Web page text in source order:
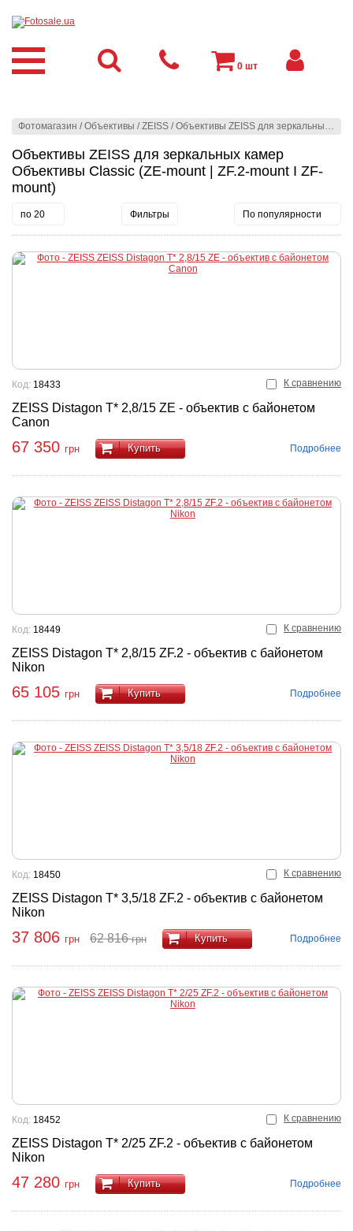
Фотомагазин /Объективы /ZEISS /Объективы ZEISS для зеркальных камер
Объективы ZEISS для зеркальных камер
Объективы Classic (ZE-mount | ZF.2-mount I ZF-
mount)
по 20 Фильтры По популярности
К сравнению
ZEISS Distagon T* 2,8/15 ZE - объектив с байонетом
Canon
Код: 18433
67 350 грн Купить Подробнее
К сравнению
ZEISS Distagon T* 2,8/15 ZF.2 - объектив с байонетом
Nikon
Код: 18449
65 105 грн Купить Подробнее
К сравнению
ZEISS Distagon T* 3,5/18 ZF.2 - объектив с байонетом
Nikon
Код: 18450
37 806 грн 62 816грн Купить Подробнее
К сравнению
ZEISS Distagon T* 2/25 ZF.2 - объектив с байонетом
Nikon
Код: 18452
47 280 грн Купить Подробнее
0 шт